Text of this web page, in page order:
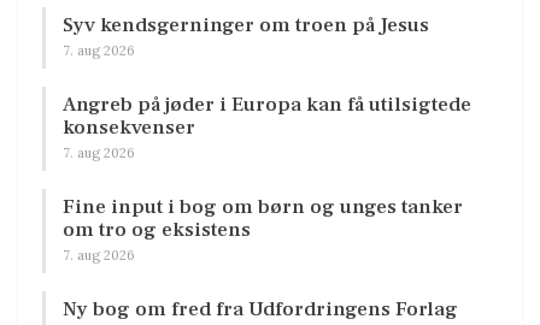
Syv kendsgerninger om troen på Jesus
7. aug 2026
Angreb på jøder i Europa kan få utilsigtede
konsekvenser
7. aug 2026
Fine input i bog om børn og unges tanker
om tro og eksistens
7. aug 2026
Ny bog om fred fra Udfordringens Forlag